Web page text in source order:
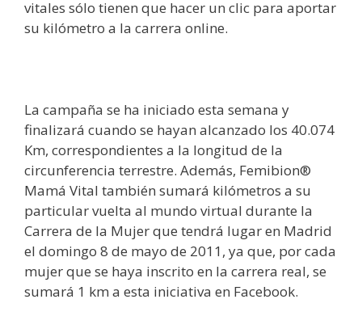
vitales sólo tienen que hacer un clic para aportar
su kilómetro a la carrera online.
La campaña se ha iniciado esta semana y
finalizará cuando se hayan alcanzado los 40.074
Km, correspondientes a la longitud de la
circunferencia terrestre. Además, Femibion®
Mamá Vital también sumará kilómetros a su
particular vuelta al mundo virtual durante la
Carrera de la Mujer que tendrá lugar en Madrid
el domingo 8 de mayo de 2011, ya que, por cada
mujer que se haya inscrito en la carrera real, se
sumará 1 km a esta iniciativa en Facebook.